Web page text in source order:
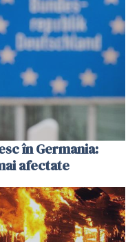
în Germania:
afectate